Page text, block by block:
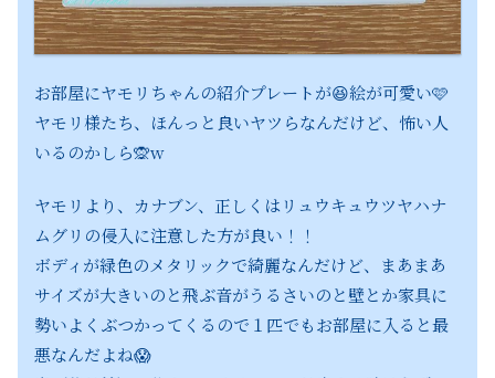
お部屋にヤモリちゃんの紹介プレートが😆絵が可愛い🩷
ヤモリ様たち、ほんっと良いヤツらなんだけど、怖い人
いるのかしら🙊w
ヤモリより、カナブン、正しくはリュウキュウツヤハナ
ムグリの侵入に注意した方が良い！！
ボディが緑色のメタリックで綺麗なんだけど、まあまあ
サイズが大きいのと飛ぶ音がうるさいのと壁とか家具に
勢いよくぶつかってくるので１匹でもお部屋に入ると最
悪なんだよね😱